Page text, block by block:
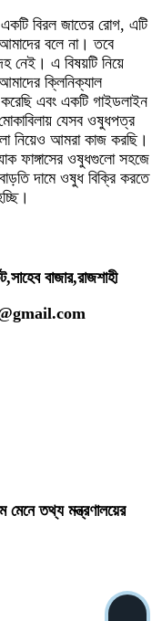
একটি বিরল জাতের রোগ, এটি
বলে না। তবে
নেই। এ বিষয়টি নিয়ে
ক্লিনিক্যাল
এবং একটি গাইডলাইন
যেসব ওষুধপত্র
নিয়েও আমরা কাজ করছি।
ফাঙ্গাসের ওষুধগুলো সহজে
দামে ওষুধ বিক্রি করতে
বাজার,রাজশাহী
মেনে তথ্য মন্ত্রণালয়ের